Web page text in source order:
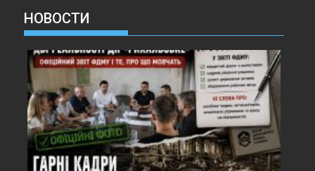
НОВОСТИ